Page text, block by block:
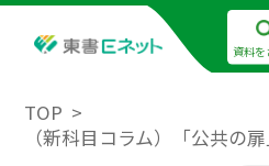
資料を
TOP
（新科目コラム）「公共の